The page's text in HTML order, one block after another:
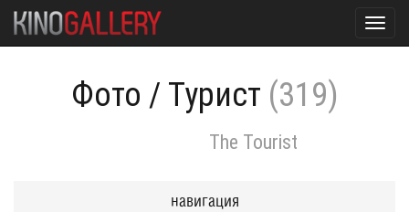
Фото / Турист (319)
The Tourist
навигация